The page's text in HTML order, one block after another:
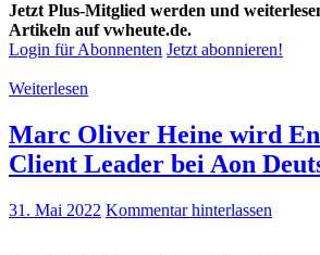
Jetzt Plus-Mitglied werden und
Artikeln auf vwheute.de.
Login für Abonnenten Jetzt abonnieren!
Weiterlesen
Marc Oliver Heine wird
Client Leader bei Aon
31. Mai 2022 Kommentar hinterlassen